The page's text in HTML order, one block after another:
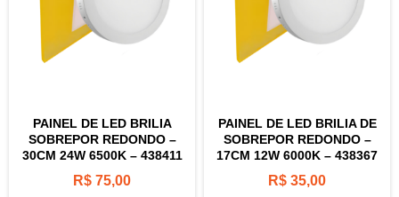
PAINEL DE LED BRILIA
SOBREPOR REDONDO –
30CM 24W 6500K – 438411
R$ 75,00
PAINEL DE LED BRILIA DE
SOBREPOR REDONDO –
17CM 12W 6000K – 438367
R$ 35,00